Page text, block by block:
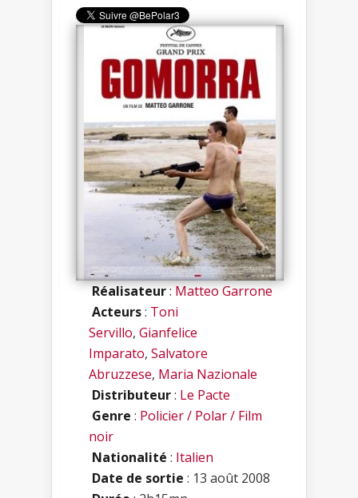
Réalisateur:Matteo Garrone
Acteurs: Toni
Servillo, Gianfelice
Imparato, Salvatore
Abruzzese, Maria Nazionale
Distributeur: Le Pacte
Genre : Policier / Polar / Film
noir
Nationalité : Italien
Date de sortie : 13 août 2008